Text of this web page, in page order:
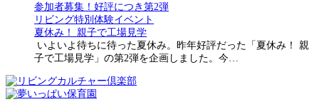
参加者募集！好評につき第2弾
リビング特別体験イベント
夏休み！ 親子で工場見学
いよいよ待ちに待った夏休み。昨年好評だった「夏休み！ 親
子で工場見学」の第2弾を企画しました。今…